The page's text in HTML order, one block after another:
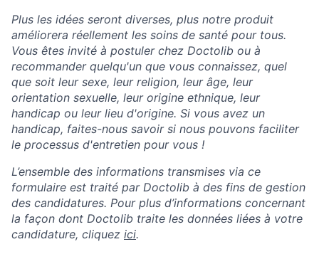
Plus les idées seront diverses, plus notre produit
améliorera réellement les soins de santé pour tous.
Vous êtes invité à postuler chez Doctolib ou à
recommander quelqu'un que vous connaissez, quel
que soit leur sexe, leur religion, leur âge, leur
orientation sexuelle, leur origine ethnique, leur
handicap ou leur lieu d'origine. Si vous avez un
handicap, faites-nous savoir si nous pouvons faciliter
le processus d'entretien pour vous !
L’ensemble des informations transmises via ce
formulaire est traité par Doctolib à des fins de gestion
des candidatures. Pour plus d’informations concernant
la façon dont Doctolib traite les données liées à votre
candidature, cliquez ici.